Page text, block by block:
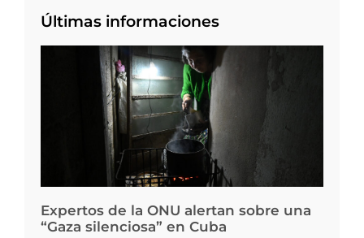
Últimas informaciones
Expertos de la ONU alertan sobre una
“Gaza silenciosa” en Cuba